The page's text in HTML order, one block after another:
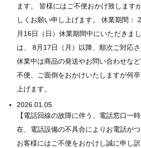
ます。 皆様にはご不便おかけ致します
しくお願い申し上げます。 休業期間：
月16日（日）休業期間中にいただきま
は、 8月17日（月）以降、順次ご対応
休業中は商品の発送やお問い合わせな
不便、ご面倒をおかけいたしますが何
上げます。
2026.01.05
【電話回線の故障に伴う、電話窓口一
在、電話設備の不具合によりお電話がつ
お客様にはご不便をおかけし誠に申し